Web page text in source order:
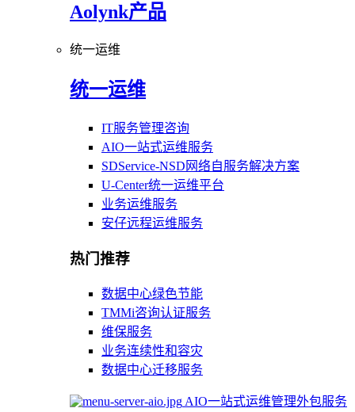
Aolynk产品
统一运维
统一运维
IT服务管理咨询
AIO一站式运维服务
SDService-NSD网络自服务解决方案
U-Center统一运维平台
业务运维服务
安仔远程运维服务
热门推荐
数据中心绿色节能
TMMi咨询认证服务
维保服务
业务连续性和容灾
数据中心迁移服务
AIO一站式运维管理外包服务